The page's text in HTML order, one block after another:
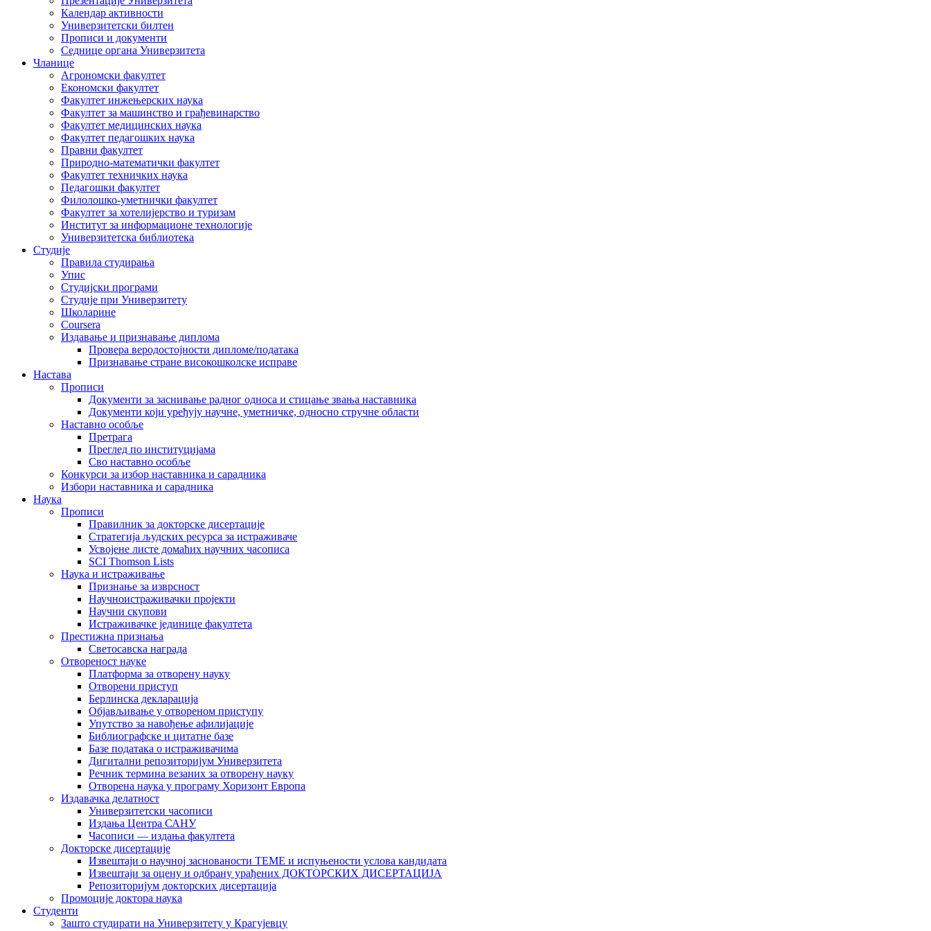
Календар активности
Универзитетски билтен
Прописи и документи
Седнице органа Универзитета
Чланице
Агрономски факултет
Економски факултет
Факултет инжењерских наука
Факултет за машинство и грађевинарство
Факултет медицинских наука
Факултет педагошких наука
Правни факултет
Природно-математички факултет
Факултет техничких наука
Педагошки факултет
Филолошко-уметнички факултет
Факултет за хотелијерство и туризам
Институт за информационе технологије
Универзитетска библиотека
Студије
Правила студирања
Упис
Студијски програми
Студије при Универзитету
Школарине
Coursera
Издавање и признавање диплома
Провера веродостојности дипломе/података
Признавање стране високошколске исправе
Настава
Прописи
Документи за заснивање радног односа и стицање звања наставника
Документи који уређују научне, уметничке, односно стручне области
Наставно особље
Претрага
Преглед по институцијама
Сво наставно особље
Конкурси за избор наставника и сарадника
Избори наставника и сарадника
Наука
Прописи
Правилник за докторске дисертације
Стратегија људских ресурса за истраживаче
Усвојене листе домаћих научних часописа
SCI Thomson Lists
Наука и истраживање
Признање за изврсност
Научноистраживачки пројекти
Научни скупови
Истраживачке јединице факултета
Престижна признања
Светосавска награда
Отвореност науке
Платформа за отворену науку
Отворени приступ
Берлинска декларација
Објављивање у отвореном приступу
Упутство за навођење афилијације
Библиографске и цитатне базе
Базе података о истраживачима
Дигитални репозиторијум Универзитета
Рeчник термина везаних за отворену науку
Отворена наука у програму Хоризонт Европа
Издавачка делатност
Универзитетски часописи
Издања Центра САНУ
Часописи — издања факултета
Докторске дисертације
Извештаји о научној заснованости ТЕМЕ и испуњености услова кандидата
Извештаји за оцену и одбрану урађених ДОКТОРСКИХ ДИСЕРТАЦИЈА
Репозиторијум докторских дисертација
Промоције доктора наука
Студенти
Зашто студирати на Универзитету у Крагујевцу